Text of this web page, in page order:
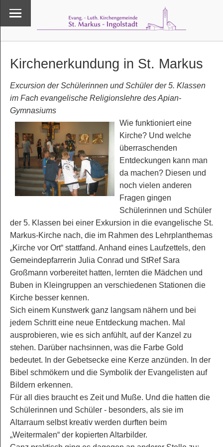
Kirchenerkundung in St. Markus
Excursion der Schülerinnen und Schüler der 5. Klassen
im Fach evangelische Religionslehre des Apian-
Gymnasiums
Wie funktioniert eine
Kirche? Und welche
überraschenden
Entdeckungen kann man
da machen? Diesen und
noch vielen anderen
Fragen gingen
Schülerinnen und Schüler
der 5. Klassen bei einer Exkursion in die evangelische St.
Markus-Kirche nach, die im Rahmen des Lehrplanthemas
„Kirche vor Ort“ stattfand. Anhand eines Laufzettels, den
Gemeindepfarrerin Julia Conrad und StRef Sara
Großmann vorbereitet hatten, lernten die Mädchen und
Buben in Kleingruppen an verschiedenen Stationen die
Kirche besser kennen.
Sich einem Kunstwerk ganz langsam nähern und bei
jedem Schritt eine neue Entdeckung machen. Mal
ausprobieren, wie es sich anfühlt, auf der Kanzel zu
stehen. Darüber nachsinnen, was die Farbe Gold
bedeutet. In der Gebetsecke eine Kerze anzünden. In der
Bibel schmökern und die Symbolik der Evangelisten auf
Bildern erkennen.
Für all dies braucht es Zeit und Muße. Und die hatten die
Schülerinnen und Schüler - besonders, als sie im
Altarraum selbst kreativ werden durften beim
„Weitermalen“ der kopierten Altarbilder.